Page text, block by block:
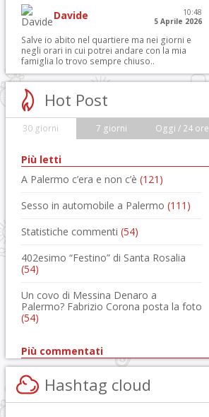
Davide
10:48
5 Aprile 2026
Salve io abito nel quartiere ma nei giorni e
negli orari in cui potrei andare con la mia
famiglia lo trovo sempre chiuso..
Hot Post
30 giorni 7 giorni Oggi / 24 ore
Più letti
A Palermo c’era e non c’è (121)
Sesso in automobile a Palermo (111)
Statistiche commenti (54)
402esimo “Festino” di Santa Rosalia
(54)
Un covo di Messina Denaro a
Palermo? Fabrizio Corona posta la foto
(54)
Più commentati
Hashtag cloud